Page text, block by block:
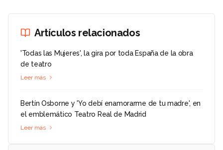
Artículos relacionados
'Todas las Mujeres', la gira por toda España de la obra
de teatro
Leer más
Bertín Osborne y 'Yo debí enamorarme de tu madre', en
el emblemático Teatro Real de Madrid
Leer más